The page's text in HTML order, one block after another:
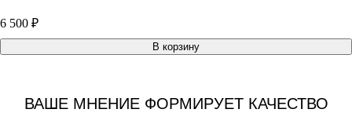
6 500 ₽
В корзину
ВАШЕ МНЕНИЕ ФОРМИРУЕТ КАЧЕСТВО